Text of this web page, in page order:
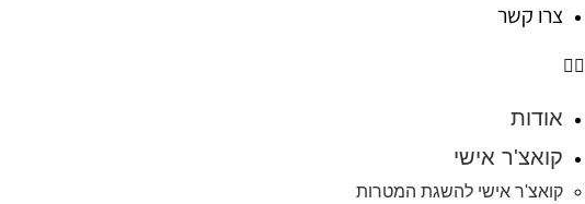
צרו קשר
אודות
קואצ'ר אישי
קואצ'ר אישי להשגת המטרות